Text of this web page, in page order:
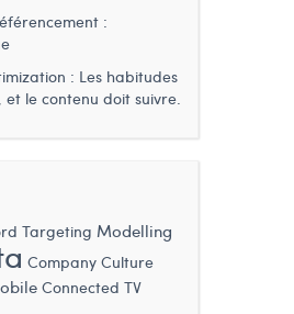
:
: Les habitudes
le contenu doit suivre.
Targeting Modelling
Company Culture
Connected TV